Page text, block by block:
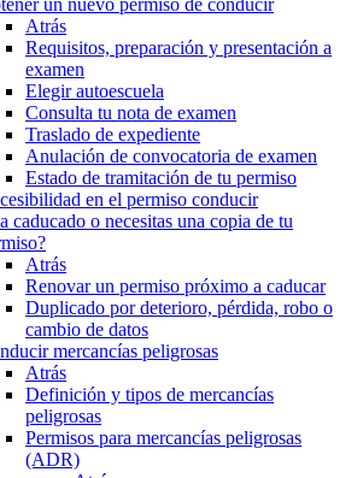
un nuevo permiso de conducir
Atrás
Requisitos, preparación y presentación a
examen
Elegir autoescuela
Consulta tu nota de examen
Traslado de expediente
Anulación de convocatoria de examen
Estado de tramitación de tu permiso
en el permiso conducir
caducado o necesitas una copia de tu
Atrás
Renovar un permiso próximo a caducar
Duplicado por deterioro, pérdida, robo o
cambio de datos
mercancías peligrosas
Atrás
Definición y tipos de mercancías
peligrosas
Permisos para mercancías peligrosas
(ADR)